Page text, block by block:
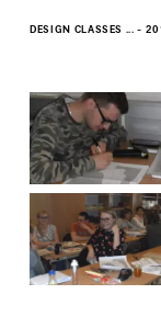
DESIGN CLASSES ... -